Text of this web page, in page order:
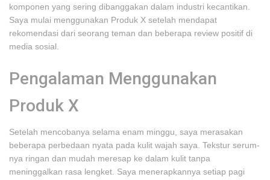
komponen yang sering dibanggakan dalam industri kecantikan.
Saya mulai menggunakan Produk X setelah mendapat
rekomendasi dari seorang teman dan beberapa review positif di
media sosial.
Pengalaman Menggunakan
Produk X
Setelah mencobanya selama enam minggu, saya merasakan
beberapa perbedaan nyata pada kulit wajah saya. Tekstur serum-
nya ringan dan mudah meresap ke dalam kulit tanpa
meninggalkan rasa lengket. Saya menerapkannya setiap pagi